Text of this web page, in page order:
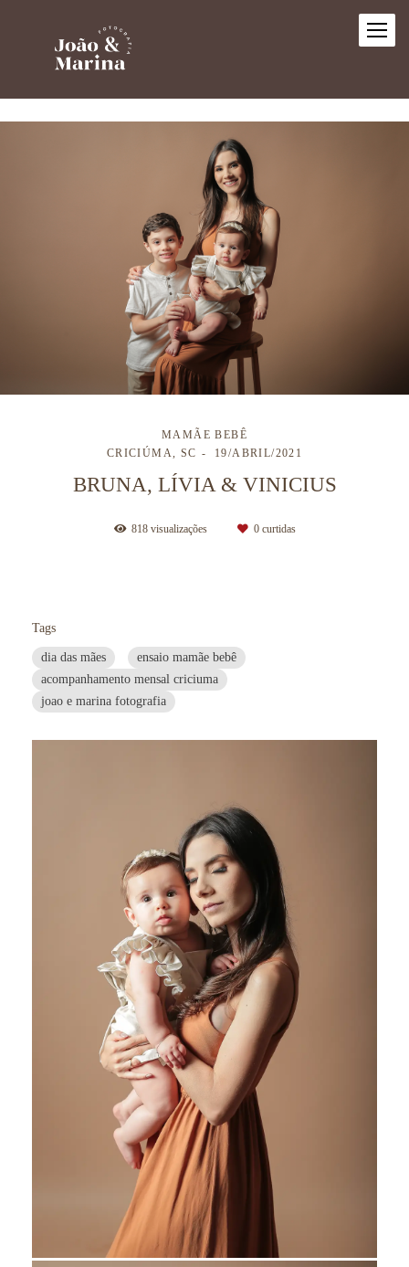
MAMÃE BEBÊ
CRICIÚMA, SC
19/ABRIL/2021
BRUNA, LÍVIA & VINICIUS
818visualizações 0curtidas
Tags
dia das mães
ensaio mamãe bebê
acompanhamento mensal criciuma
joao e marina fotografia